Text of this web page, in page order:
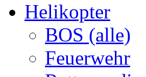
Helikopter
BOS (alle)
Feuerwehr